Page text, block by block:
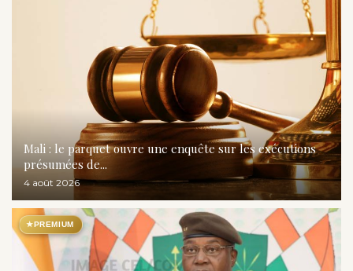
Mali : le parquet ouvre une enquête sur les exécutions
présumées de...
4 août 2026
★PREMIUM